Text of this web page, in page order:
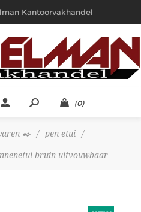
Kantoorvakhandel
(0)
✒️ / pen etui /
bruin uitvouwbaar